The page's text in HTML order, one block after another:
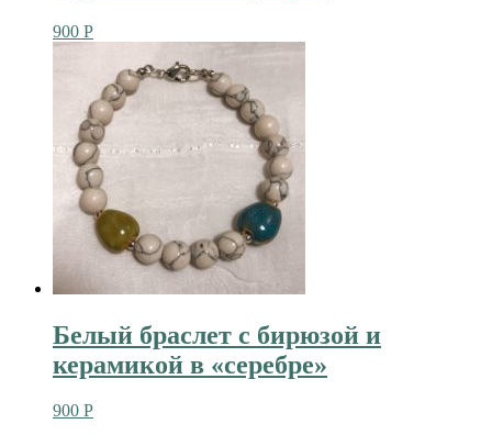
900 Р
Белый браслет с бирюзой и
керамикой в «серебре»
900 Р